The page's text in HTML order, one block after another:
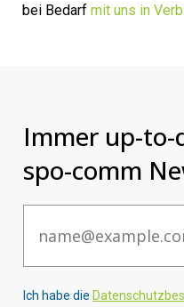
bei Bedarf mit uns in
Immer up-
spo-comm
Ich habe die